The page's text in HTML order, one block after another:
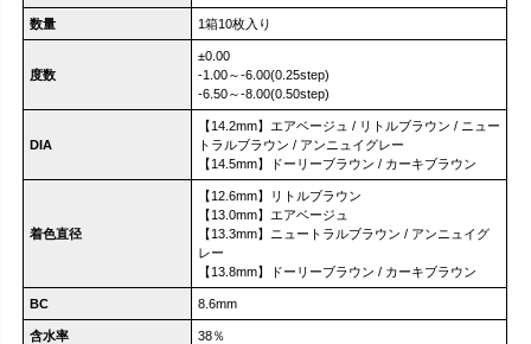
数量 1箱10枚入り
度数
±0.00
-1.00～-6.00(0.25step)
-6.50～-8.00(0.50step)
DIA
【14.2mm】エアベージュ / リトルブラウン / ニュー
トラルブラウン / アンニュイグレー
【14.5mm】ドーリーブラウン / カーキブラウン
着色直径
【12.6mm】リトルブラウン
【13.0mm】エアベージュ
【13.3mm】ニュートラルブラウン / アンニュイグ
レー
【13.8mm】ドーリーブラウン / カーキブラウン
BC 8.6mm
含水率 38％